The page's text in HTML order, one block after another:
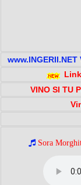
www.INGERII.NET
VINO SI TU
Sora